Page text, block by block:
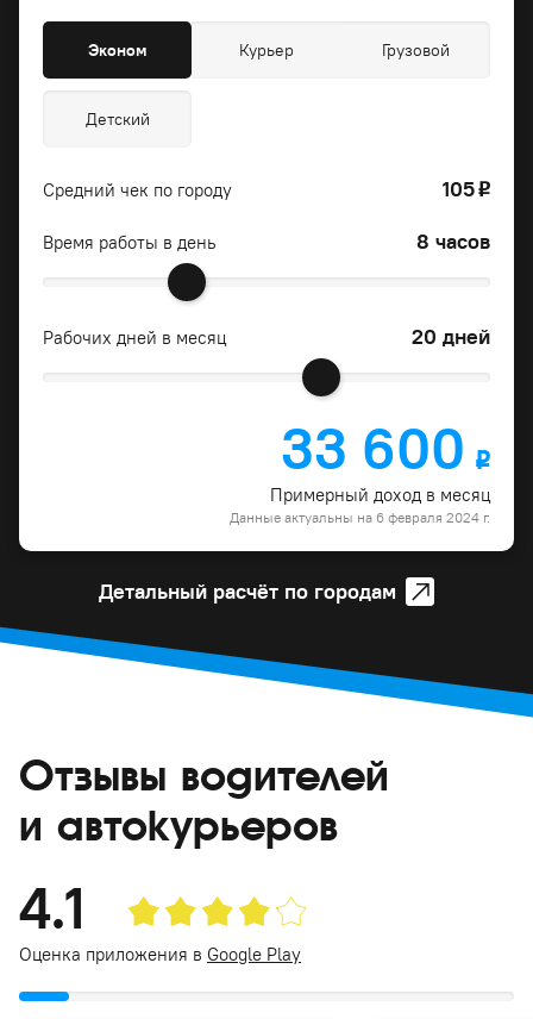
Эконом Курьер Грузовой
Детский
Средний чек по городу 105 o
Время работы в день 8 часов
Рабочих дней в месяц 20 дней
Примерный доход в месяц
33 600 o
Данные актуальны на 6 февраля 2024 г.
Детальный расчёт по городам
Отзывы водителей
и автокурьеров
4.1
Оценка приложения в Google Play